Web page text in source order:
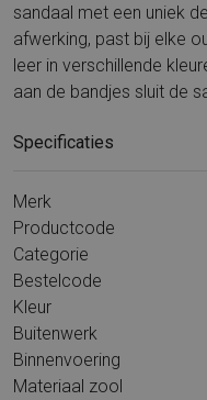
sandaal met een uniek
afwerking, past bij elke
leer in verschillende
aan de bandjes sluit de
Specificaties
Merk
Productcode
Categorie
Bestelcode
Kleur
Buitenwerk
Binnenvoering
Materiaal zool